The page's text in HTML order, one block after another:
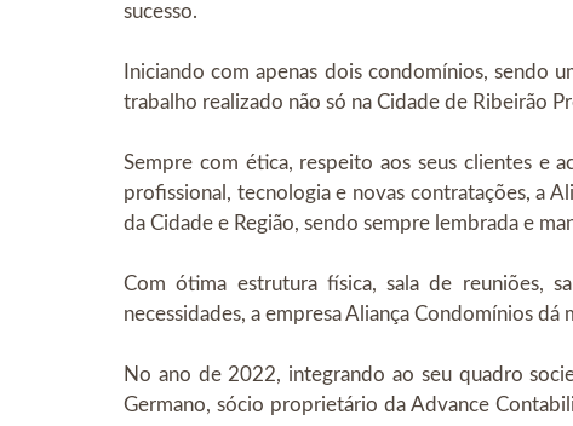
sucesso.
Iniciando com apenas dois condomínios, sendo
trabalho realizado não só na Cidade de Ribeirão
Sempre com ética, respeito aos seus clientes e
profissional, tecnologia e novas contratações, a
da Cidade e Região, sendo sempre lembrada e
Com ótima estrutura física, sala de reuniões,
necessidades, a empresa Aliança Condomínios
No ano de 2022, integrando ao seu quadro
Germano, sócio proprietário da Advance